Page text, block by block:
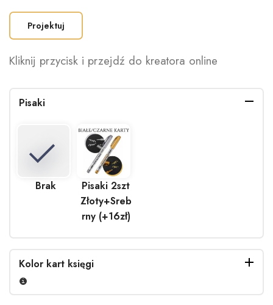
Projektuj
Kliknij przycisk i przejdź do kreatora online
Pisaki
Brak
Pisaki 2szt
Złoty+Sreb
rny (+16zł)
Kolor kart księgi